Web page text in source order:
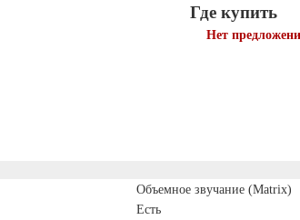
Где купить
Нет
Объемное звучание (Matrix)
Есть